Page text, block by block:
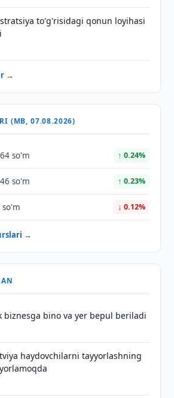
to'g'risidagi qonun loyihasi
→
(MB, 07.08.2026)
so'm ↑ 0.24%
so'm ↑ 0.23%
so'm ↓ 0.12%
→
biznesga bino va yer bepul beriladi
haydovchilarni tayyorlashning